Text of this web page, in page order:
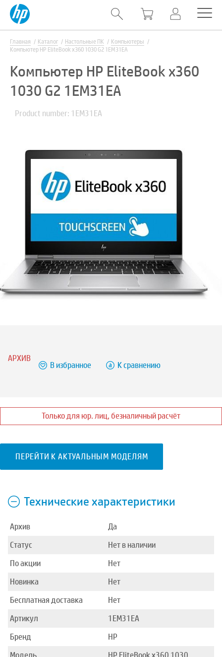
Главная Каталог Настольные ПК
Компьютеры
Компьютер HP EliteBook x360 1030 G2 1EM31EA
Компьютер HP EliteBook x360
1030 G2 1EM31EA
Product number: 1EM31EA
АРХИВ
В избранное К сравнению
Только для юр. лиц, безналичный расчёт
ПЕРЕЙТИ К АКТУАЛЬНЫМ МОДЕЛЯМ
Технические характеристики
Архив
Да
Статус
Нет в наличии
По акции
Нет
Новинка
Нет
Бесплатная доставка
Нет
Артикул
1EM31EA
Бренд
HP